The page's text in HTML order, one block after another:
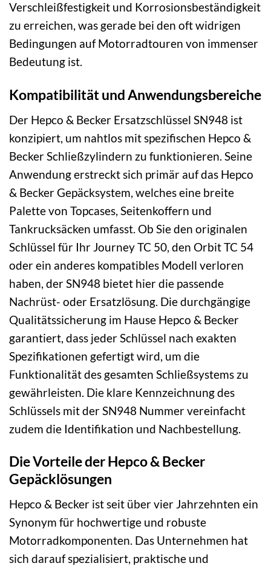
Verschleißfestigkeit und Korrosionsbeständigkeit
zu erreichen, was gerade bei den oft widrigen
Bedingungen auf Motorradtouren von immenser
Bedeutung ist.
Kompatibilität und Anwendungsbereiche
Der Hepco & Becker Ersatzschlüssel SN948 ist
konzipiert, um nahtlos mit spezifischen Hepco &
Becker Schließzylindern zu funktionieren. Seine
Anwendung erstreckt sich primär auf das Hepco
& Becker Gepäcksystem, welches eine breite
Palette von Topcases, Seitenkoffern und
Tankrucksäcken umfasst. Ob Sie den originalen
Schlüssel für Ihr Journey TC 50, den Orbit TC 54
oder ein anderes kompatibles Modell verloren
haben, der SN948 bietet hier die passende
Nachrüst- oder Ersatzlösung. Die durchgängige
Qualitätssicherung im Hause Hepco & Becker
garantiert, dass jeder Schlüssel nach exakten
Spezifikationen gefertigt wird, um die
Funktionalität des gesamten Schließsystems zu
gewährleisten. Die klare Kennzeichnung des
Schlüssels mit der SN948 Nummer vereinfacht
zudem die Identifikation und Nachbestellung.
Die Vorteile der Hepco & Becker
Gepäcklösungen
Hepco & Becker ist seit über vier Jahrzehnten ein
Synonym für hochwertige und robuste
Motorradkomponenten. Das Unternehmen hat
sich darauf spezialisiert, praktische und